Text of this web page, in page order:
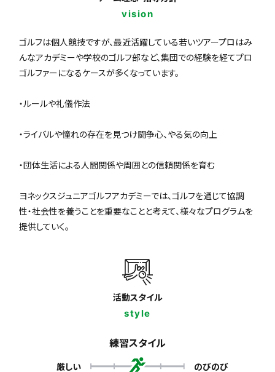
vision
ゴルフは個人競技ですが、最近活躍している若いツアープロはみ
んなアカデミーや学校のゴルフ部など、集団での経験を経てプロ
ゴルファーになるケースが多くなっています。
・ルールや礼儀作法
・ライバルや憧れの存在を見つけ闘争心、やる気の向上
・団体生活による人間関係や周囲との信頼関係を育む
ヨネックスジュニアゴルフアカデミーでは、ゴルフを通じて協調
性・社会性を養うことを重要なことと考えて、様々なプログラムを
提供していく。
活動スタイル
style
練習スタイル
厳しい のびのび